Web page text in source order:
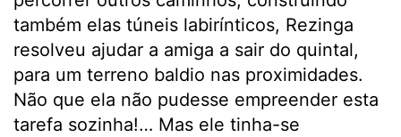
também elas túneis labirínticos, Rezinga
resolveu ajudar a amiga a sair do quintal,
para um terreno baldio nas proximidades.
Não que ela não pudesse empreender esta
tarefa sozinha!… Mas ele tinha-se